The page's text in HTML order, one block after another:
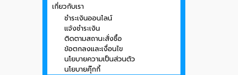
เกี่ยวกับเรา
ชำระเงินออนไลน์
แจ้งชำระเงิน
ติดตามสถานะสั่งซื้อ
ข้อตกลงและเงื่อนไข
นโยบายความเป็นส่วนตัว
นโยบายคุ๊กกี้